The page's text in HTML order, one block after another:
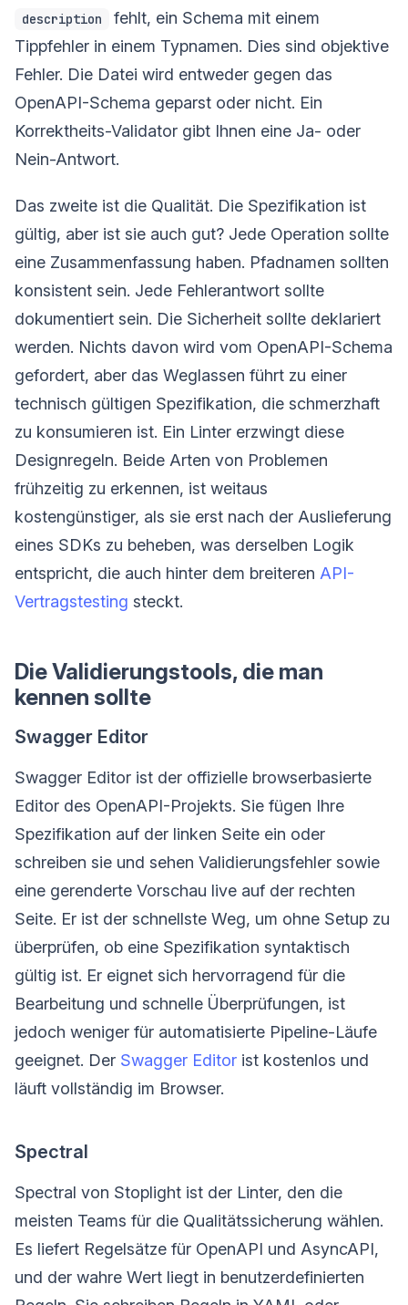
description
fehlt, ein Schema mit einem
Tippfehler in einem Typnamen. Dies sind objektive
Fehler. Die Datei wird entweder gegen das
OpenAPI-Schema geparst oder nicht. Ein
Korrektheits-Validator gibt Ihnen eine Ja- oder
Nein-Antwort.
Das zweite ist die Qualität. Die Spezifikation ist
gültig, aber ist sie auch gut? Jede Operation sollte
eine Zusammenfassung haben. Pfadnamen sollten
konsistent sein. Jede Fehlerantwort sollte
dokumentiert sein. Die Sicherheit sollte deklariert
werden. Nichts davon wird vom OpenAPI-Schema
gefordert, aber das Weglassen führt zu einer
technisch gültigen Spezifikation, die schmerzhaft
zu konsumieren ist. Ein Linter erzwingt diese
Designregeln. Beide Arten von Problemen
frühzeitig zu erkennen, ist weitaus
kostengünstiger, als sie erst nach der Auslieferung
eines SDKs zu beheben, was derselben Logik
entspricht, die auch hinter dem breiteren API-
Vertragstesting steckt.
Die Validierungstools, die man
kennen sollte
Swagger Editor
Swagger Editor ist der offizielle browserbasierte
Editor des OpenAPI-Projekts. Sie fügen Ihre
Spezifikation auf der linken Seite ein oder
schreiben sie und sehen Validierungsfehler sowie
eine gerenderte Vorschau live auf der rechten
Seite. Er ist der schnellste Weg, um ohne Setup zu
überprüfen, ob eine Spezifikation syntaktisch
gültig ist. Er eignet sich hervorragend für die
Bearbeitung und schnelle Überprüfungen, ist
jedoch weniger für automatisierte Pipeline-Läufe
geeignet. Der Swagger Editor ist kostenlos und
läuft vollständig im Browser.
Spectral
Spectral von Stoplight ist der Linter, den die
meisten Teams für die Qualitätssicherung wählen.
Es liefert Regelsätze für OpenAPI und AsyncAPI,
und der wahre Wert liegt in benutzerdefinierten